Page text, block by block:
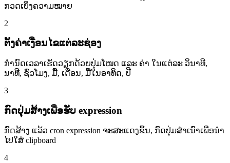
ກວດເບິ່ງຄວາມໝາຍ
2
ຕັ້ງຄ່າເງື່ອນໄຂແຕ່ລະຊ່ອງ
ກຳນົດເວລາເຮັດວຽກດ້ວຍປຸ່ມໂໝດ ແລະ ຄ່າ ໃນແຕ່ລະ ວິນາທີ,
ນາທີ, ຊົ່ວໂມງ, ມື້, ເດືອນ, ມື້ໃນອາທິດ, ປີ
3
ກົດປຸ່ມສ້າງເພື່ອຮັບ expression
ກົດສ້າງ ແລ້ວ cron expression ຈະສະແດງຂຶ້ນ, ກົດປຸ່ມສຳເນົາເພື່ອນຳ
ໄປໃສ່ clipboard
4